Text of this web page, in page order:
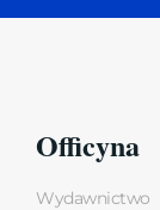
Officyna
Wydawnictwo